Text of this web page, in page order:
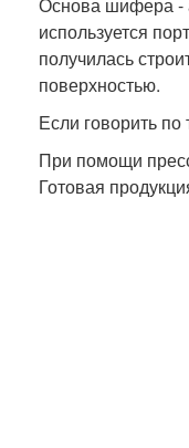
используется
получилась
поверхностью.
Если говорить по
При помощи
Готовая